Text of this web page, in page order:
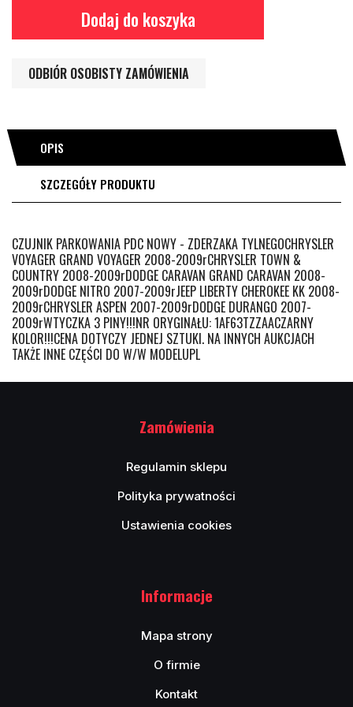
Dodaj do koszyka
ODBIÓR OSOBISTY ZAMÓWIENIA
OPIS
SZCZEGÓŁY PRODUKTU
CZUJNIK PARKOWANIA PDC NOWY - ZDERZAKA TYLNEGOCHRYSLER
VOYAGER GRAND VOYAGER 2008-2009rCHRYSLER TOWN &
COUNTRY 2008-2009rDODGE CARAVAN GRAND CARAVAN 2008-
2009rDODGE NITRO 2007-2009rJEEP LIBERTY CHEROKEE KK 2008-
2009rCHRYSLER ASPEN 2007-2009rDODGE DURANGO 2007-
2009rWTYCZKA 3 PINY!!!NR ORYGINAŁU: 1AF63TZZAACZARNY
KOLOR!!!CENA DOTYCZY JEDNEJ SZTUKI. NA INNYCH AUKCJACH
TAKŻE INNE CZĘŚCI DO W/W MODELUPL
Zamówienia
Regulamin sklepu
Polityka prywatności
Ustawienia cookies
Informacje
Mapa strony
O firmie
Kontakt